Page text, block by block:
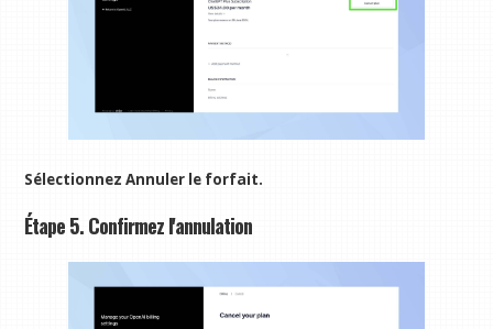
Sélectionnez Annuler le forfait.
Étape 5. Confirmez l'annulation